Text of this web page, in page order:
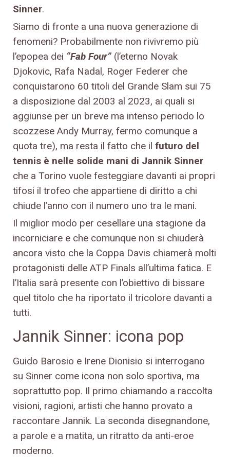
Sinner.
Siamo di fronte a una nuova generazione di
fenomeni? Probabilmente non rivivremo più
l’epopea dei “Fab Four” (l’eterno Novak
Djokovic, Rafa Nadal, Roger Federer che
conquistarono 60 titoli del Grande Slam sui 75
a disposizione dal 2003 al 2023, ai quali si
aggiunse per un breve ma intenso periodo lo
scozzese Andy Murray, fermo comunque a
quota tre), ma resta il fatto che il futuro del
tennis è nelle solide mani di Jannik Sinner
che a Torino vuole festeggiare davanti ai propri
tifosi il trofeo che appartiene di diritto a chi
chiude l’anno con il numero uno tra le mani.
Il miglior modo per cesellare una stagione da
incorniciare e che comunque non si chiuderà
ancora visto che la Coppa Davis chiamerà molti
protagonisti delle ATP Finals all’ultima fatica. E
l’Italia sarà presente con l’obiettivo di bissare
quel titolo che ha riportato il tricolore davanti a
tutti.
Jannik Sinner: icona pop
Guido Barosio e Irene Dionisio si interrogano
su Sinner come icona non solo sportiva, ma
soprattutto pop. Il primo chiamando a raccolta
visioni, ragioni, artisti che hanno provato a
raccontare Jannik. La seconda disegnandone,
a parole e a matita, un ritratto da anti-eroe
moderno.